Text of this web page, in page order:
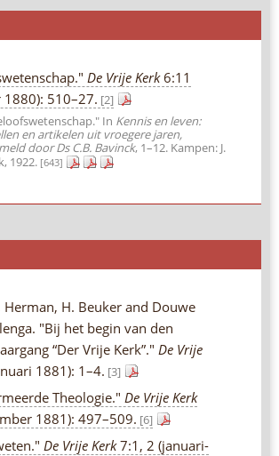
De Vrije Kerk6:11
510–27. [2]
In Kennis en leven:
en artikelen uit vroegere jaren,
door Ds C.B. Bavinck, 1–12. Kampen: J.
1922. [643]
Herman, H. Beuker and Douwe
"Bij het begin van den
“Der Vrije Kerk”." De Vrije
1881): 1–4. [3]
Theologie." De Vrije Kerk
1881): 497–509. [6]
De Vrije Kerk7:1, 2 (januari-